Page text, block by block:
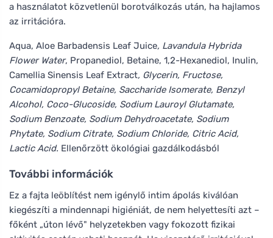
a használatot közvetlenül borotválkozás után, ha hajlamos
az irritációra.
Aqua, Aloe Barbadensis Leaf Juice, Lavandula Hybrida
Flower Water, Propanediol, Betaine, 1,2-Hexanediol, Inulin,
Camellia Sinensis Leaf Extract, Glycerin, Fructose,
Cocamidopropyl Betaine, Saccharide Isomerate, Benzyl
Alcohol, Coco-Glucoside, Sodium Lauroyl Glutamate,
Sodium Benzoate, Sodium Dehydroacetate, Sodium
Phytate, Sodium Citrate, Sodium Chloride, Citric Acid,
Lactic Acid. Ellenőrzött ökológiai gazdálkodásból
További információk
Ez a fajta leöblítést nem igénylő intim ápolás kiválóan
kiegészíti a mindennapi higiéniát, de nem helyettesíti azt –
főként „úton lévő" helyzetekben vagy fokozott fizikai